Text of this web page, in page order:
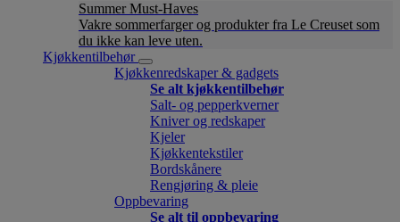
Summer Must-Haves
Vakre sommerfarger og produkter fra Le Creuset som
du ikke kan leve uten.
Kjøkkentilbehør
Kjøkkenredskaper & gadgets
Se alt kjøkkentilbehør
Salt- og pepperkverner
Kniver og redskaper
Kjeler
Kjøkkentekstiler
Bordskånere
Rengjøring & pleie
Oppbevaring
Se alt til oppbevaring